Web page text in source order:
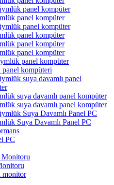
panel kompüter
panel kompüter
panel kompüter
panel kompüter
panel kompüter
panel kompüter
panel kompüter
panel kompüteri
suya davamlı panel
suya davamlı panel kompüter
suya davamlı panel kompüter
Suya Davamlı Panel PC
Suya Davamlı Panel PC
PC
Monitoru
monitor